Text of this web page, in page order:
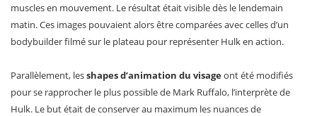
muscles en mouvement. Le résultat était visible dès le lendemain
matin. Ces images pouvaient alors être comparées avec celles d’un
bodybuilder filmé sur le plateau pour représenter Hulk en action.
Parallèlement, lesshapes d’animation du visageont été modifiés
pour se rapprocher le plus possible de Mark Ruffalo, l’interprète de
Hulk. Le but était de conserver au maximum les nuances de